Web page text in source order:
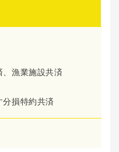
、漁業施設共済
分損特約共済